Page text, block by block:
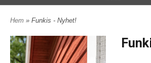
Hem » Funkis - Nyhet!